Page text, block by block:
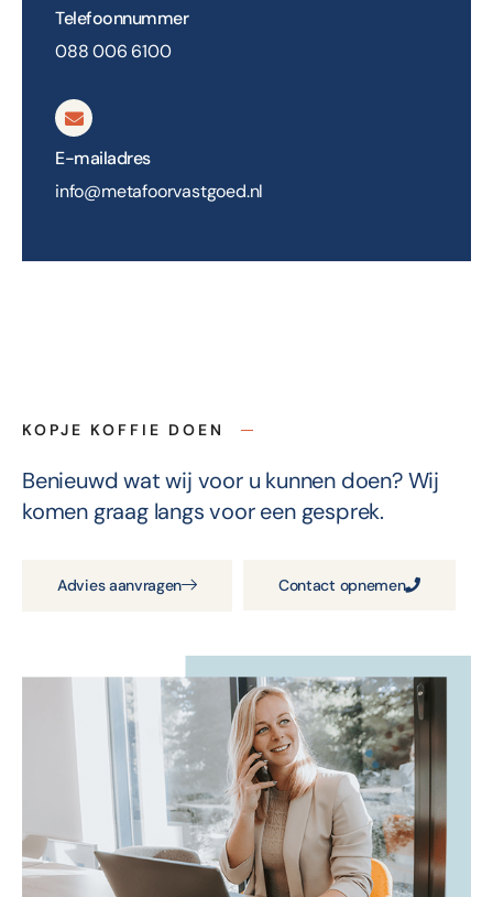
Telefoonnummer
088 006 6100
E-mailadres
info@metafoorvastgoed.nl
KOPJE KOFFIE DOEN
Benieuwd wat wij voor u kunnen doen? Wij
komen graag langs voor een gesprek.
Advies aanvragen Contact opnemen